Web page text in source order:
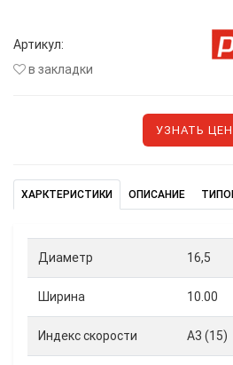
Артикул:
в закладки
УЗНАТЬ
ХАРКТЕРИСТИКИ ОПИСАНИЕ
Диаметр 16,5
Ширина 10.00
Индекс скорости A3 (15)